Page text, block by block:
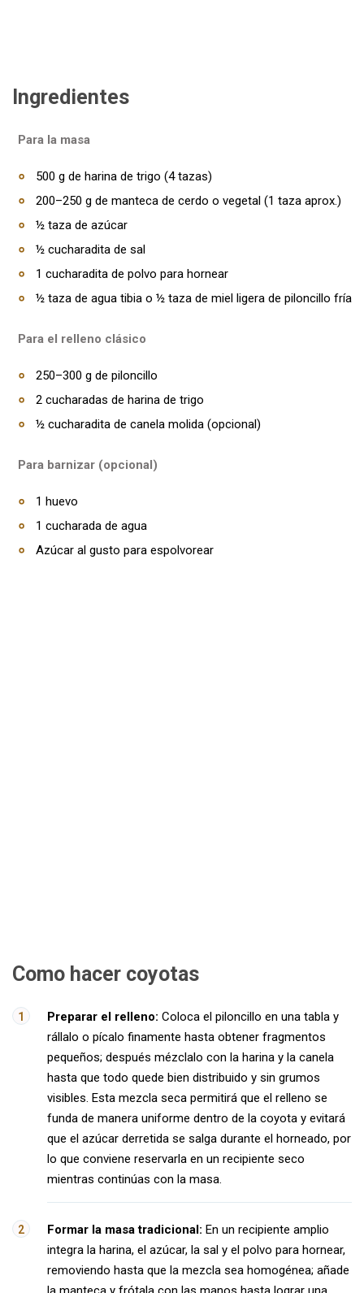
Ingredientes
Para la masa
500 g de harina de trigo (4 tazas)
200–250 g de manteca de cerdo o vegetal (1 taza aprox.)
½ taza de azúcar
½ cucharadita de sal
1 cucharadita de polvo para hornear
½ taza de agua tibia o ½ taza de miel ligera de piloncillo fría
Para el relleno clásico
250–300 g de piloncillo
2 cucharadas de harina de trigo
½ cucharadita de canela molida (opcional)
Para barnizar (opcional)
1 huevo
1 cucharada de agua
Azúcar al gusto para espolvorear
Como hacer coyotas
Preparar el relleno: Coloca el piloncillo en una tabla y
rállalo o pícalo finamente hasta obtener fragmentos
pequeños; después mézclalo con la harina y la canela
hasta que todo quede bien distribuido y sin grumos
visibles. Esta mezcla seca permitirá que el relleno se
funda de manera uniforme dentro de la coyota y evitará
que el azúcar derretida se salga durante el horneado, por
lo que conviene reservarla en un recipiente seco
mientras continúas con la masa.
Formar la masa tradicional: En un recipiente amplio
integra la harina, el azúcar, la sal y el polvo para hornear,
removiendo hasta que la mezcla sea homogénea; añade